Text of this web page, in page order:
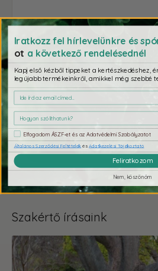
Millennium Virágláda
krémantracitbarnahomokkő
szürke
Akciós
ár
15 990 Ft-tól Ár
19 490 Ft
Raktár: Raktáron
Kiválasztom
Szakértő írásaink
Iratkozz fel hírlevelünkre és
ot a következő rendelésednél
Kapj első kézből tippeket a kertészkedéshez,
legújabb termékeinkről, amikkel még szebbé
Elfogadom ÁSZF-et és az Adatvédelmi Szabályzatot
Általános Szerződési FeltételekésAdatkezelési Tájékoztató
Feliratkozom
Nem, köszönöm